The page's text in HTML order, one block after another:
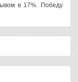
в 17%. Победу